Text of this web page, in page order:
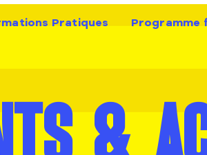
Pratiques Programme